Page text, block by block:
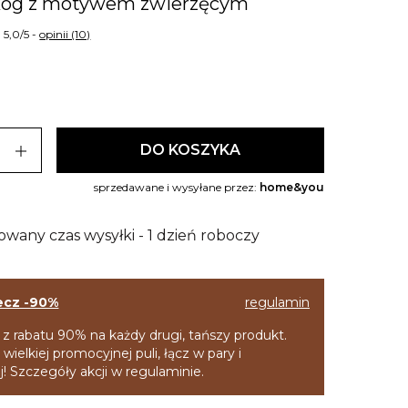
5,0/5 -opinii (10)
add DO KOSZYKA
sprzedawane i wysyłane przez: home&you
czas wysyłki - 1 dzień roboczy
-90%
regulamin
rabatu 90% na każdy drugi, tańszy produkt.
promocyjnej puli, łącz w pary i
Szczegóły akcji w regulaminie.